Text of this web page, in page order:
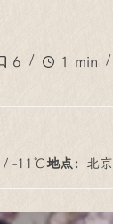
6 1 min
/ -11℃地点： 北京